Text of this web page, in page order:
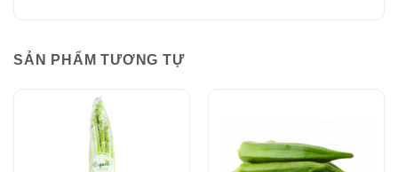
SẢN PHẨM TƯƠNG TỰ